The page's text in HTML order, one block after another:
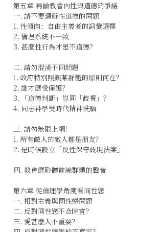
第五章 再論教會內性與道德的爭議
一. 請不要迴避性道德的問題
1. 性傾向：自由主義者的詞彙選擇
2. 倫理系統不一致
3. 甚麼性行為才是不道德？
二. 請勿混淆不同問題
1. 政府特別照顧某群體的原則何在？
2. 誰才應受保護？
3. 「道德判斷」豈同「歧視」？
4. 同志神學受時代精神洗腦
三. 請勿無限上綱！
1. 所有敵人的敵人都是朋友？
2. 是時候設立「反性保守歧現法案」
四. 教會應聆聽前線群體的聲音
第六章 從倫理學角度看同性戀
一. 相對主義與同性戀問題
二. 反對同性戀不合時宜？
三. 愛甚麼人不重要？